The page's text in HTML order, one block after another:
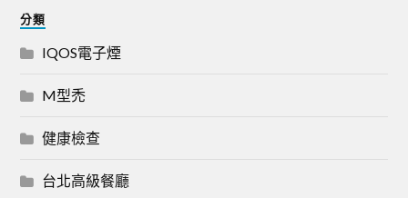
分類
IQOS電子煙
M型禿
健康檢查
台北高級餐廳